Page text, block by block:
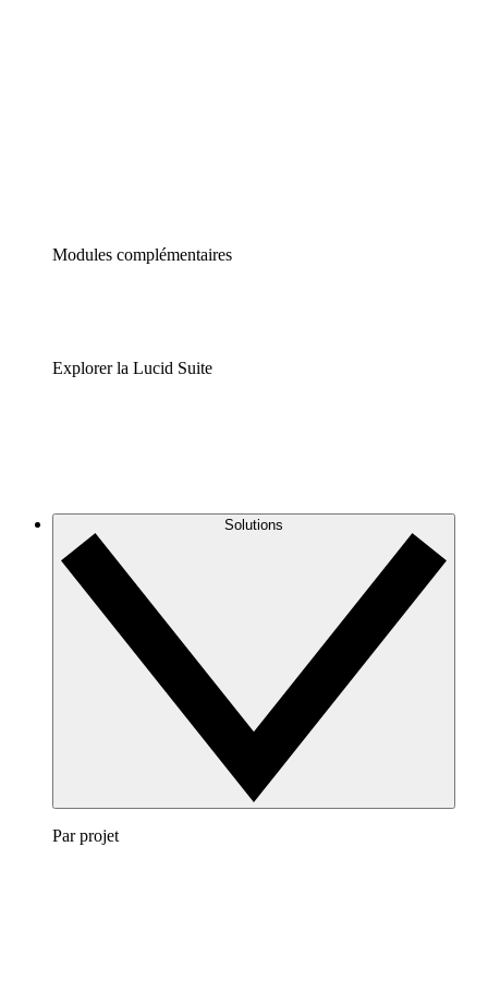
Modules complémentaires
Explorer la Lucid Suite
Solutions
Par projet